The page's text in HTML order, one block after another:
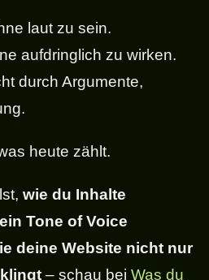
laut zu sein.
aufdringlich zu wirken.
durch Argumente,
heute zählt.
wie du Inhalte
Tone of Voice
deine Website nicht nur
– schau bei Was du